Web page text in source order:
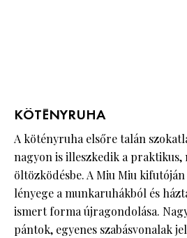
KÖTÉNYRUHA
A kötényruha elsőre talán
nagyon is illeszkedik a praktikus,
öltözködésbe. A Miu Miu
lényege a munkaruhákból és
ismert forma újragondolása.
pántok, egyenes szabásvonalak